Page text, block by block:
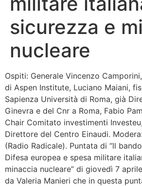
sicurezza e
nucleare
Ospiti: Generale Vincenzo
di Aspen Institute, Luciano Maiani,
Sapienza Università di Roma, già
Ginevra e del Cnr a Roma, Fabio
Chair Comitato investimenti
Direttore del Centro Einaudi.
(Radio Radicale). Puntata di “ll
Difesa europea e spesa militare
minaccia nucleare” di giovedì 7
da Valeria Manieri che in questa